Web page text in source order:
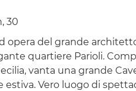
30
opera del grande
quartiere Parioli.
vanta una grande
Vero luogo di